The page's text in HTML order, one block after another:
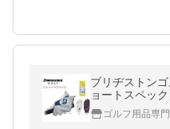
ブリヂストン
ョートスペッ
庫処分特価
ゴルフ用品専